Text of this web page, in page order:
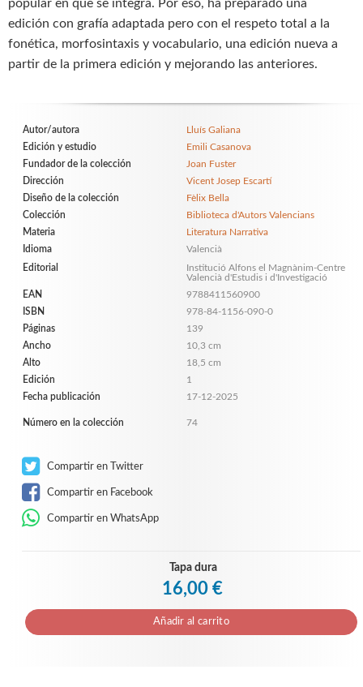
popular en que se integra. Por eso, ha preparado una
edición con grafía adaptada pero con el respeto total a la
fonética, morfosintaxis y vocabulario, una edición nueva a
partir de la primera edición y mejorando las anteriores.
Autor/autora
Lluís Galiana
Edición y estudio
Emili Casanova
Fundador de la colección
Joan Fuster
Dirección
Vicent Josep Escartí
Diseño de la colección
Fèlix Bella
Colección
Biblioteca d'Autors Valencians
Materia
Literatura Narrativa
Idioma
Valencià
Editorial
Institució Alfons el Magnànim-Centre
Valencià d'Estudis i d'Investigació
EAN
9788411560900
ISBN
978-84-1156-090-0
Páginas
139
Ancho
10,3 cm
Alto
18,5 cm
Edición
1
Fecha publicación
17-12-2025
Número en la colección 74
Compartir en Twitter
Compartir en Facebook
Compartir en WhatsApp
Tapa dura
16,00 €
Añadir al carrito